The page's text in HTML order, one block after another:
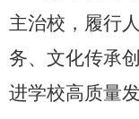
主治校，履行
务、文化传承
进学校高质量